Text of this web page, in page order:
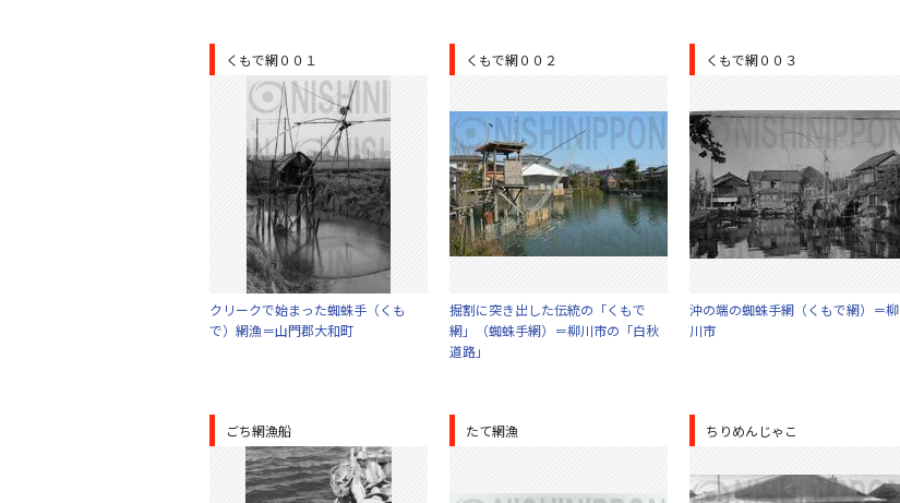
くもで網００１
クリークで始まった蜘蛛手（くも
で）網漁＝山門郡大和町
くもで網００２
掘割に突き出した伝統の「くもで
網」（蜘蛛手網）＝柳川市の「白秋
道路」
くもで網００３
沖の端の蜘蛛手網（くもで網）＝柳
川市
ごち網漁船 たて網漁 ちりめんじゃこ